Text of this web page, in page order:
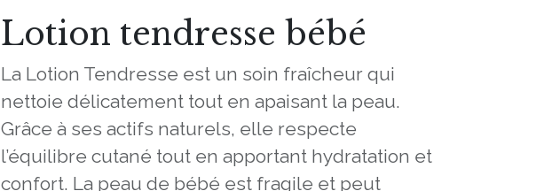
Lotion tendresse bébé
La Lotion Tendresse est un soin fraîcheur qui
nettoie délicatement tout en apaisant la peau.
Grâce à ses actifs naturels, elle respecte
l’équilibre cutané tout en apportant hydratation et
confort. La peau de bébé est fragile et peut